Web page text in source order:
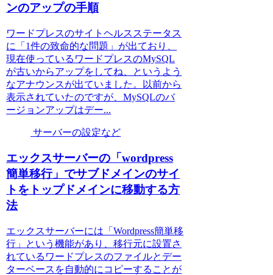
ンのアップの手順
ワードプレスのサイトヘルスステータス
に「1件の致命的な問題」が出ており、
現在使っているワードプレスのMySQL
が古いからアップをしてね、というよう
なアナウンスが出ていました。以前から
表示されていたのですが、MySQLのバ
ージョンアップはデー...
サーバーの設定など
エックスサーバーの「wordpress
簡単移行」でサブドメインのサイ
トをトップドメインに移動する方
法
エックスサーバーには「Wordpress簡単移
行」という機能があり、移行元に設置さ
れているワードプレスのファイルとデー
ターベースを自動的にコピーすることが